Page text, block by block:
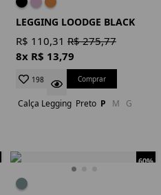
LEGGING LOODGE BLACK
R$ 110,31 R$ 275,77
8x R$ 13,79
198 Comprar
Calça Legging Preto P M G
60%